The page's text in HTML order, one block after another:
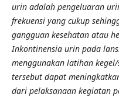
urin adalah pengeluaran
frekuensi yang cukup
gangguan kesehatan atau
Inkontinensia urin pada
menggunakan latihan
tersebut dapat
dari pelaksanaan kegiatan